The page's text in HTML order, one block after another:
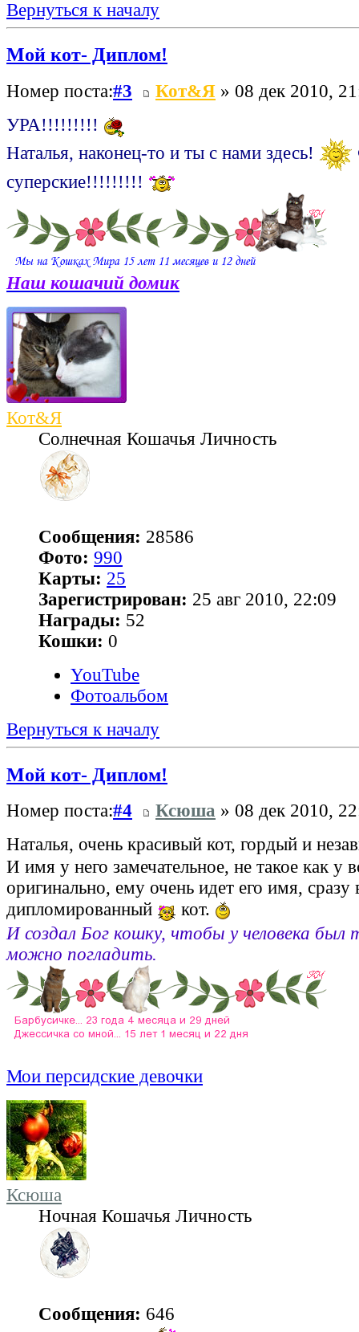
Вернуться к началу
Мой кот- Диплом!
Номер поста:#3 Кот&Я » 08 дек 2010,
УРА!!!!!!!!!
Наталья, наконец-то и ты с нами здесь!
суперские!!!!!!!!!
Наш кошачий домик
Кот&Я
Солнечная Кошачья Личность
Сообщения: 28586
Фото: 990
Карты: 25
Зарегистрирован: 25 авг 2010, 22:09
Награды: 52
Кошки: 0
YouTube
Фотоальбом
Вернуться к началу
Мой кот- Диплом!
Номер поста:#4 Ксюша » 08 дек 2010,
Наталья, очень красивый кот, гордый и
И имя у него замечательное, не такое как у
оригинально, ему очень идет его имя, сразу
дипломированный
кот.
И создал Бог кошку, чтобы у человека был
можно погладить.
Мои персидские девочки
Ксюша
Ночная Кошачья Личность
Сообщения: 646